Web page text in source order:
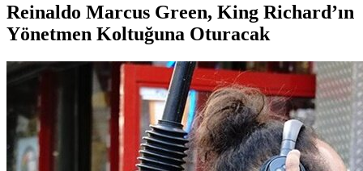
Reinaldo Marcus Green, King Richard’ın
Yönetmen Koltuğuna Oturacak